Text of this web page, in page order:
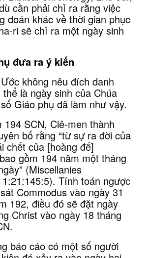
cần phải chỉ ra rằng việc
đoán khác về thời gian phục
ri sẽ chỉ ra một ngày sinh
đưa ra ý kiến
không nêu đích danh
là ngày sinh của Chúa
Giáo phụ đã làm như vậy.
194 SCN, Clê-men thành
bố rằng “từ sự ra đời của
chết của [hoàng đế]
gồm 194 năm một tháng
(Miscellanies
Tính toán ngược
Commodus vào ngày 31
192, điều đó sẽ đặt ngày
Christ vào ngày 18 tháng
báo cáo có một số người